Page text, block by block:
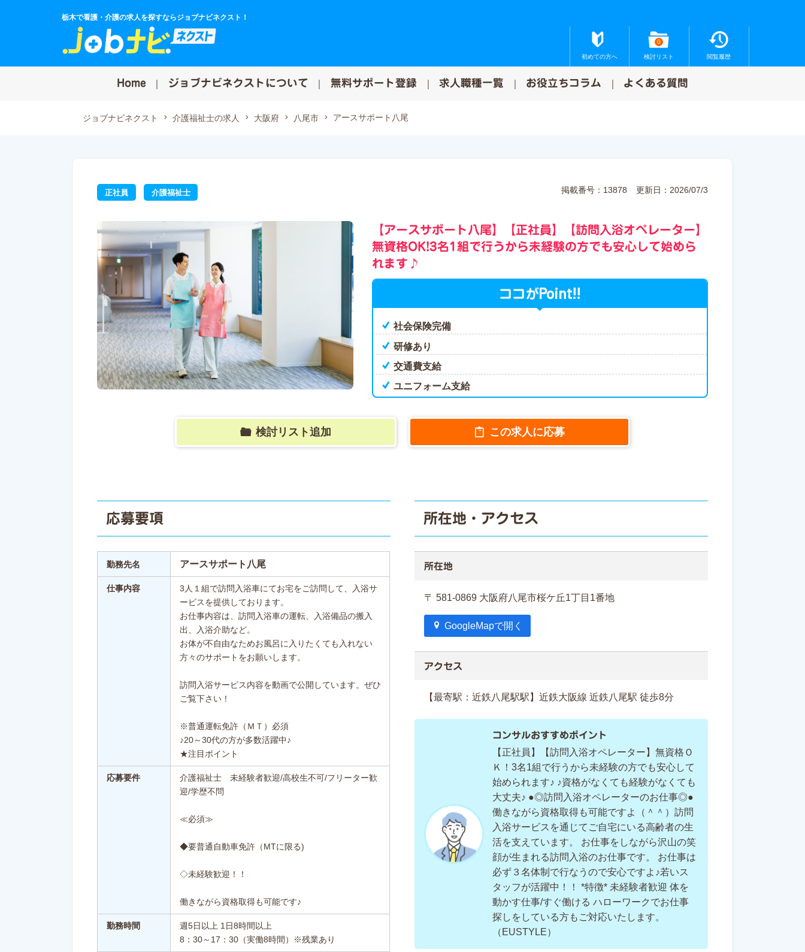
栃木で看護・介護の求人を探すならジョブナビネクスト！
初めての方へ
0
検討リスト 閲覧履歴
Home ジョブナビネクストについて 無料サポート登録 求人職種一覧 お役立ちコラム よくある質問
ジョブナビネクスト 介護福祉士の求人 大阪府 八尾市 アースサポート八尾
掲載番号：13878 更新日：2026/07/3
正社員 介護福祉士
【アースサポート八尾】【正社員】【訪問入浴オペレーター】
無資格OK!3名1組で行うから未経験の方でも安心して始めら
れます♪
ココがPoint!!
社会保険完備
研修あり
交通費支給
ユニフォーム支給
検討リスト追加 この求人に応募
応募要項
勤務先名 アースサポート八尾
仕事内容
3人１組で訪問入浴車にてお宅をご訪問して、入浴サ
ービスを提供しております。
お仕事内容は、訪問入浴車の運転、入浴備品の搬入
出、入浴介助など。
お体が不自由なためお風呂に入りたくても入れない
方々のサポートをお願いします。
訪問入浴サービス内容を動画で公開しています。ぜひ
ご覧下さい！
※普通運転免許（ＭＴ）必須
♪20～30代の方が多数活躍中♪
★注目ポイント
応募要件
介護福祉士 未経験者歓迎/高校生不可/フリーター歓
迎/学歴不問
≪必須≫
◆要普通自動車免許（MTに限る)
◇未経験歓迎！！
働きながら資格取得も可能です♪
勤務時間
週5日以上 1日8時間以上
8：30～17：30（実働8時間）※残業あり
所在地・アクセス
所在地
〒 581-0869 大阪府八尾市桜ケ丘1丁目1番地
GoogleMapで開く
アクセス
【最寄駅：近鉄八尾駅駅】近鉄大阪線 近鉄八尾駅 徒歩8分
コンサルおすすめポイント
【正社員】【訪問入浴オペレーター】無資格Ｏ
Ｋ！3名1組で行うから未経験の方でも安心して
始められます♪ ♪資格がなくても経験がなくても
大丈夫♪ ●◎訪問入浴オペレーターのお仕事◎●
働きながら資格取得も可能ですよ（＾＾）訪問
入浴サービスを通じてご自宅にいる高齢者の生
活を支えています。 お仕事をしながら沢山の笑
顔が生まれる訪問入浴のお仕事です。 お仕事は
必ず３名体制で行なうので安心ですよ♪若いス
タッフが活躍中！！ *特徴* 未経験者歓迎 体を
動かす仕事/すぐ働ける ハローワークでお仕事
探しをしている方もご対応いたします。
（EUSTYLE）